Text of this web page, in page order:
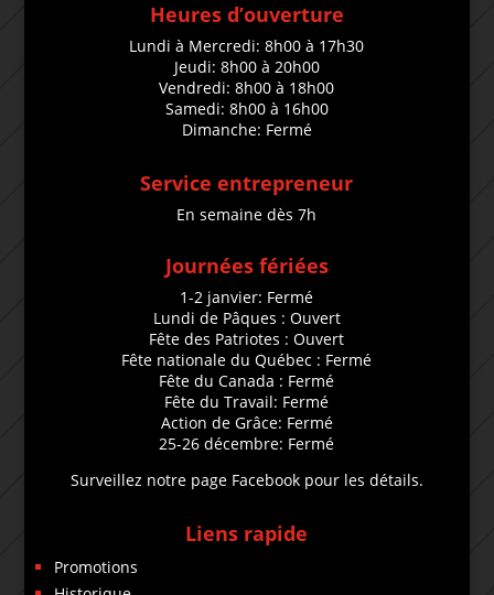
Heures d’ouverture
Lundi à Mercredi: 8h00 à 17h30
Jeudi: 8h00 à 20h00
Vendredi: 8h00 à 18h00
Samedi: 8h00 à 16h00
Dimanche: Fermé
Service entrepreneur
En semaine dès 7h
Journées fériées
1-2 janvier: Fermé
Lundi de Pâques : Ouvert
Fête des Patriotes : Ouvert
Fête nationale du Québec : Fermé
Fête du Canada : Fermé
Fête du Travail: Fermé
Action de Grâce: Fermé
25-26 décembre: Fermé
Surveillez notre page Facebook pour les détails.
Liens rapide
Promotions